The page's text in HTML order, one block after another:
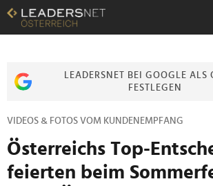
Zum
Inhalt
Zur
Zur
LEADERSNET BEI GOOGLE ALS
FESTLEGEN
VIDEOS & FOTOS VOM KUNDENEMPFANG
Österreichs Top-
feierten beim